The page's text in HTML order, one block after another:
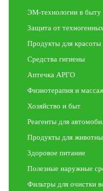
ЭМ-технологии в быту
Защита от
Продукты для красоты
Средства гигиены
Аптечка АРГО
Физиотерапия и
Хозяйство и быт
Реагенты для
Продукты для
Здоровое питание
Полезные наружные
Фильтры для очистки